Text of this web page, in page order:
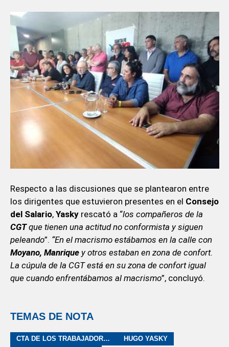
Respecto a las discusiones que se plantearon entre
los dirigentes que estuvieron presentes en el Consejo
del Salario, Yaskyrescató a “los compañeros de la
CGTque tienen una actitud no conformista y siguen
peleando”. “En el macrismo estábamos en la calle con
Moyano, Manrique y otros estaban en zona de confort.
La cúpula de la CGT está en su zona de confort igual
que cuando enfrentábamos al macrismo”, concluyó.
TEMAS DE NOTA
CTA DE LOS TRABAJADORES
HUGO YASKY